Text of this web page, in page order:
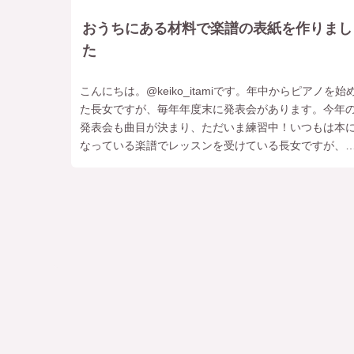
おうちにある材料で楽譜の表紙を作りまし
た
こんにちは。‎@keiko_itamiです。年中からピアノを始
た長女ですが、毎年年度末に発表会があります。今年
発表会も曲目が決まり、ただいま練習中！いつもは本に
なっている楽譜でレッスンを受けている長女ですが、発